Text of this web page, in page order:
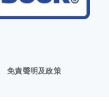
免責聲明及政策